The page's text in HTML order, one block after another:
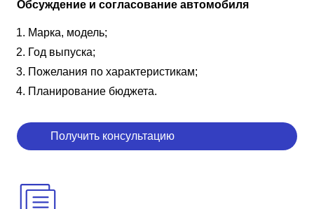
Обсуждение и согласование автомобиля
Марка, модель;
Год выпуска;
Пожелания по характеристикам;
Планирование бюджета.
Получить консультацию